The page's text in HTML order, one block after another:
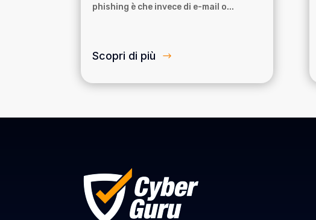
phishing è che invece di e-mail o...
Scopri di più